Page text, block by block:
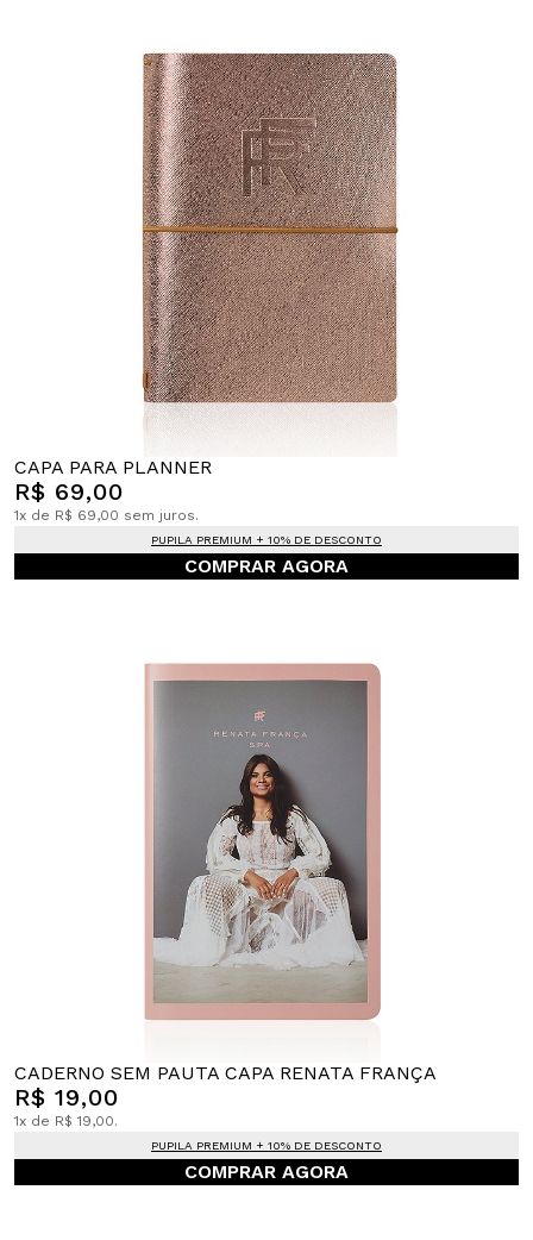
CAPA PARA PLANNER
R$ 69,00
1x de R$ 69,00 sem juros.
PUPILA PREMIUM + 10% DE DESCONTO
COMPRAR AGORA
CADERNO SEM PAUTA CAPA RENATA FRANÇA
R$ 19,00
1x de R$ 19,00.
PUPILA PREMIUM + 10% DE DESCONTO
COMPRAR AGORA